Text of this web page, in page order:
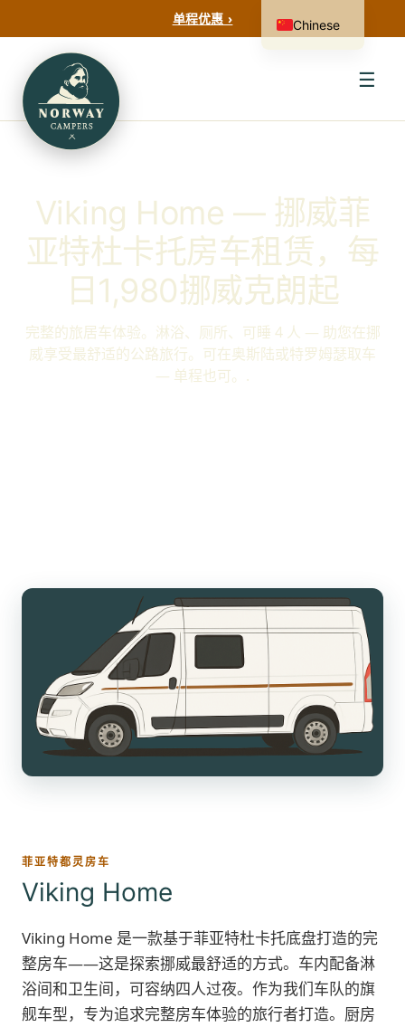
单程优惠 ›
☰
Viking Home — 挪威菲
亚特杜卡托房车租赁，每
日1,980挪威克朗起
完整的旅居车体验。淋浴、厕所、可睡 4 人 — 助您在挪
威享受最舒适的公路旅行。可在奥斯陆或特罗姆瑟取车
— 单程也可。.
菲亚特都灵房车
Viking Home
Viking Home 是一款基于菲亚特杜卡托底盘打造的完
整房车——这是探索挪威最舒适的方式。车内配备淋
浴间和卫生间，可容纳四人过夜。作为我们车队的旗
舰车型，专为追求完整房车体验的旅行者打造。厨房
Chinese